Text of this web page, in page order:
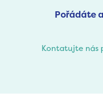
Pořádáte
Kontatujte nás